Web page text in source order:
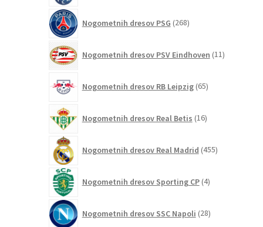
Nogometnih dresov PSG 268izdelkov
Nogometnih dresov PSV Eindhoven 11izdelkov
Nogometnih dresov RB Leipzig 65izdelkov
Nogometnih dresov Real Betis 16izdelkov
Nogometnih dresov Real Madrid 455izdelkov
Nogometnih dresov Sporting CP 4izdelki
Nogometnih dresov SSC Napoli 28izdelkov